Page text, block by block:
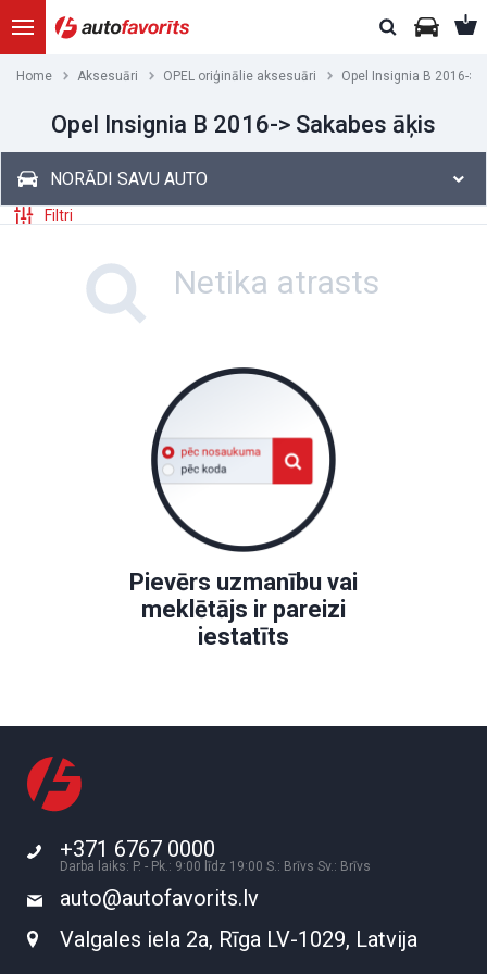
Home Aksesuāri OPEL oriģinālie aksesuāri Opel Insignia B 2016->
Opel Insignia B 2016-> Sakabes āķis
NORĀDI SAVU AUTO
Filtri
Netika atrasts
Pievērs uzmanību vai
meklētājs ir pareizi
iestatīts
+371 6767 0000
Darba laiks: P. - Pk.: 9:00 līdz 19:00 S.: Brīvs Sv.: Brīvs
auto@autofavorits.lv
Valgales iela 2a, Rīga LV-1029, Latvija